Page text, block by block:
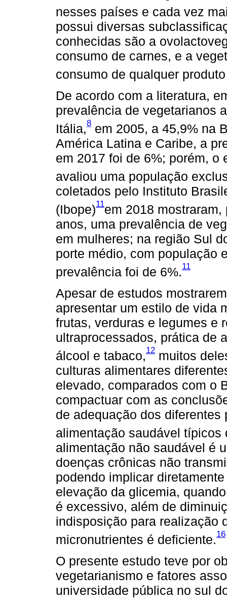
nesses países e cada vez
possui diversas
conhecidas são a
consumo de carnes, e a
consumo de qualquer
De acordo com a literatura,
prevalência de vegetarianos
Itália,8 em 2005, a 45,9% na
América Latina e Caribe, a
em 2017 foi de 6%; porém, o
avaliou uma população
coletados pelo Instituto
(Ibope)11em 2018
anos, uma prevalência de
em mulheres; na região Sul
porte médio, com população
prevalência foi de 6%.11
Apesar de estudos
apresentar um estilo de vida
frutas, verduras e legumes e
ultraprocessados, prática de
álcool e tabaco,12 muitos
culturas alimentares
elevado, comparados com o
compactuar com as
de adequação dos
alimentação saudável típicos
alimentação não saudável é
doenças crônicas não
podendo implicar
elevação da glicemia,
é excessivo, além de
indisposição para realização
micronutrientes é deficiente.16
O presente estudo teve por
vegetarianismo e fatores
universidade pública no sul